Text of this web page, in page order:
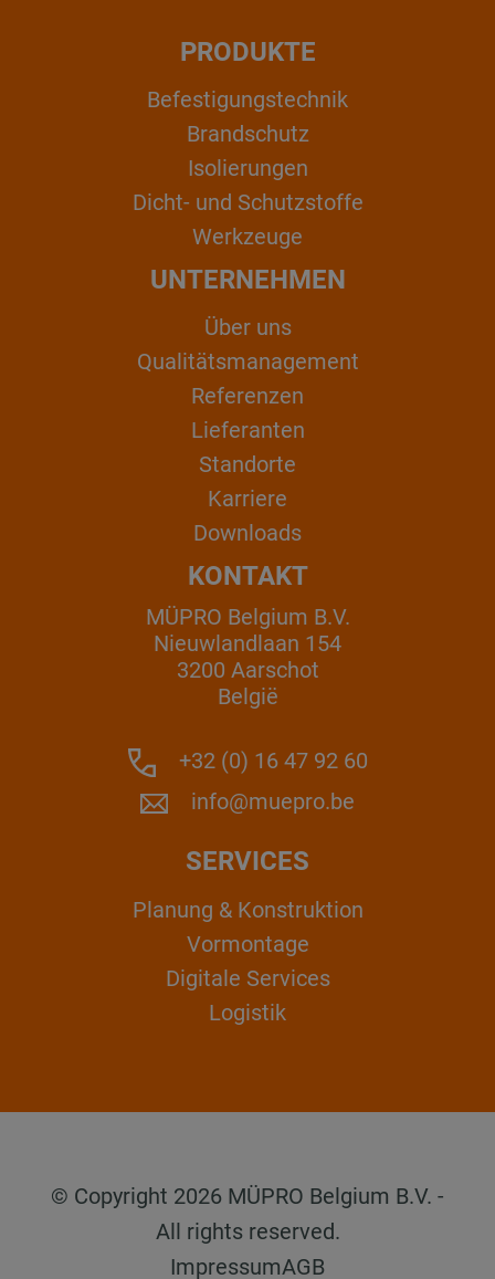
PRODUKTE
Befestigungstechnik
Brandschutz
Isolierungen
Dicht- und Schutzstoffe
Werkzeuge
UNTERNEHMEN
Über uns
Qualitätsmanagement
Referenzen
Lieferanten
Standorte
Karriere
Downloads
KONTAKT
MÜPRO Belgium B.V.
Nieuwlandlaan 154
3200 Aarschot
België
+32 (0) 16 47 92 60
info@muepro.be
SERVICES
Planung & Konstruktion
Vormontage
Digitale Services
Logistik
© Copyright 2026 MÜPRO Belgium B.V. -
All rights reserved.
ImpressumAGB